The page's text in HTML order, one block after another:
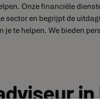
Onze financiële
en begrijpt de
te helpen. We bieden